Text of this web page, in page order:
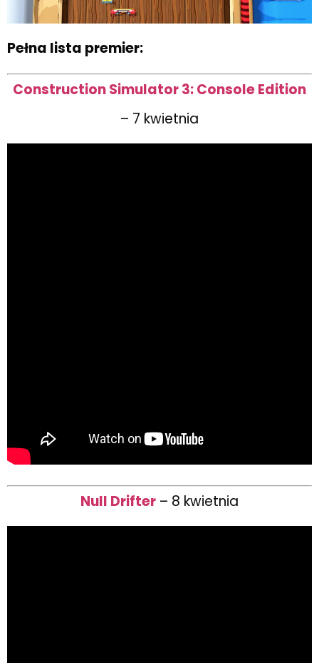
Pełna lista premier:
Construction Simulator 3: Console Edition
– 7 kwietnia
Null Drifter – 8 kwietnia